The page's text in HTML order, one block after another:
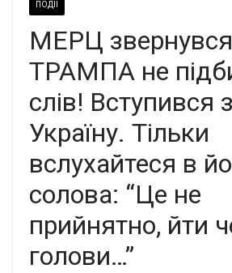
ПОДІЇ
МЕРЦ
ТРАМПА не
слів! Вступився
Україну. Тільки
вслухайтеся в
солова: “Це не
прийнятно, йти
голови…”